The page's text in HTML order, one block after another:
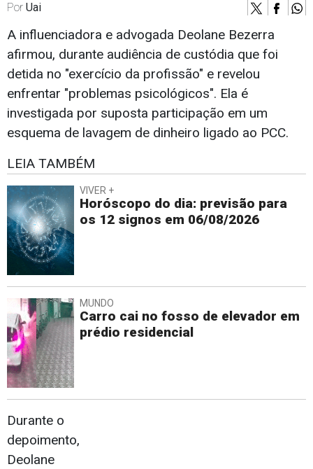
Por Uai
A influenciadora e advogada Deolane Bezerra
afirmou, durante audiência de custódia que foi
detida no "exercício da profissão" e revelou
enfrentar "problemas psicológicos". Ela é
investigada por suposta participação em um
esquema de lavagem de dinheiro ligado ao PCC.
LEIA TAMBÉM
VIVER +
Horóscopo do dia: previsão para
os 12 signos em 06/08/2026
MUNDO
Carro cai no fosso de elevador em
prédio residencial
Durante o
depoimento,
Deolane